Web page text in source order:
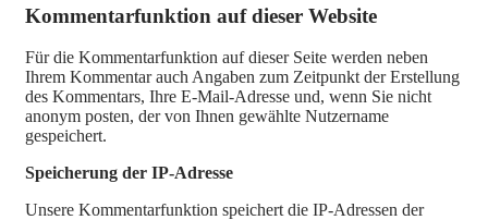
Kommentar­funktion auf dieser Website
Für die Kommentarfunktion auf dieser Seite werden neben
Ihrem Kommentar auch Angaben zum Zeitpunkt der Erstellung
des Kommentars, Ihre E-Mail-Adresse und, wenn Sie nicht
anonym posten, der von Ihnen gewählte Nutzername
gespeichert.
Speicherung der IP-Adresse
Unsere Kommentarfunktion speichert die IP-Adressen der